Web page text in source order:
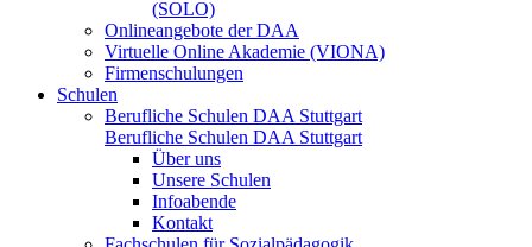
(SOLO)
Onlineangebote der DAA
Virtuelle Online Akademie (VIONA)
Firmenschulungen
Schulen
Berufliche Schulen DAA Stuttgart
Berufliche Schulen DAA Stuttgart
Über uns
Unsere Schulen
Infoabende
Kontakt